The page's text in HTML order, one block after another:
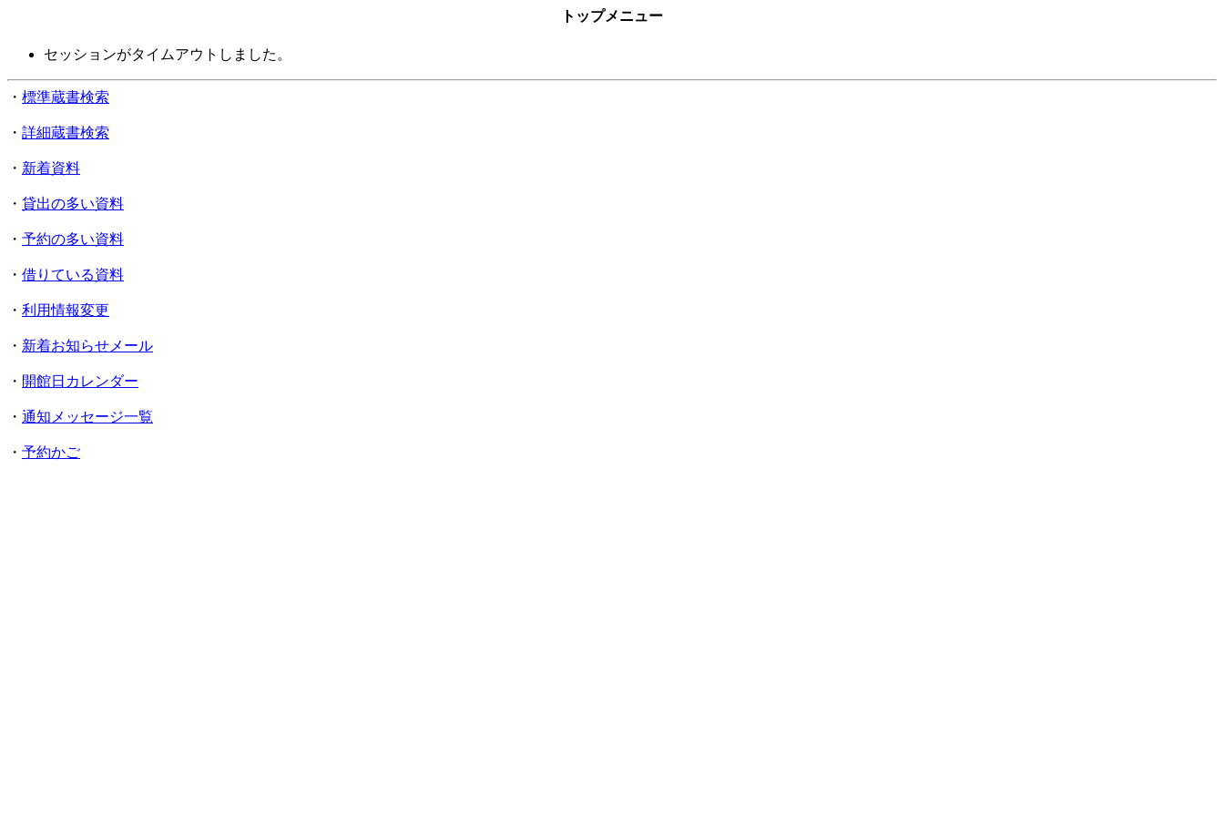
トップメニュー
セッションがタイムアウトしました。
・ 標準蔵書検索
・ 詳細蔵書検索
・ 新着資料
・ 貸出の多い資料
・ 予約の多い資料
・ 借りている資料
・ 利用情報変更
・ 新着お知らせメール
・ 開館日カレンダー
・ 通知メッセージ一覧
・ 予約かご